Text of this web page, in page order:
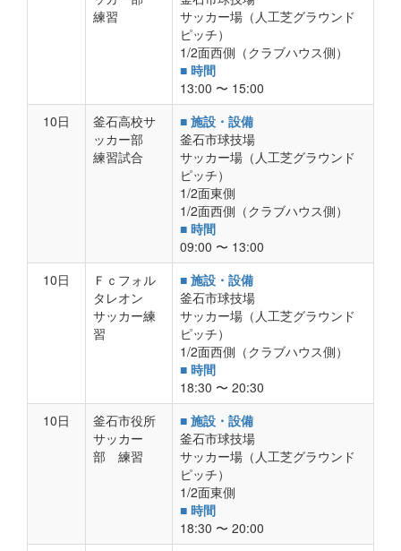
練習
サッカー場（人工芝グラウンド
ピッチ）
1/2面西側（クラブハウス側）
■ 時間
13:00 〜 15:00
10日
釜石高校サ
ッカー部
練習試合
■ 施設・設備
釜石市球技場
サッカー場（人工芝グラウンド
ピッチ）
1/2面東側
1/2面西側（クラブハウス側）
■ 時間
09:00 〜 13:00
10日
Ｆｃフォル
タレオン
サッカー練
習
■ 施設・設備
釜石市球技場
サッカー場（人工芝グラウンド
ピッチ）
1/2面西側（クラブハウス側）
■ 時間
18:30 〜 20:30
10日
釜石市役所
サッカー
部 練習
■ 施設・設備
釜石市球技場
サッカー場（人工芝グラウンド
ピッチ）
1/2面東側
■ 時間
18:30 〜 20:00